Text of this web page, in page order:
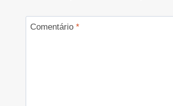
Comentário *